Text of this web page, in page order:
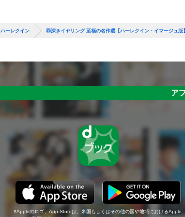
ハーレクイン 罪深きイヤリング 至福の名作選【ハーレクイン・イマージュ版】
ア
Appleのロゴ、App Storeは、米国もしくはその他の国や地域におけるApple